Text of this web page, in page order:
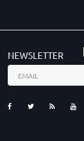
NEWSLETTER